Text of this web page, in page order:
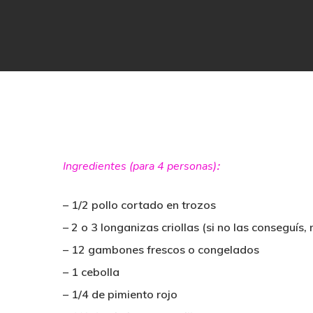
Hit enter to search or ESC to close
Ingredientes (para 4 personas):
– 1/2 pollo cortado en trozos
– 2 o 3 longanizas criollas (si no las conseguís,
– 12 gambones frescos o congelados
– 1 cebolla
– 1/4 de pimiento rojo